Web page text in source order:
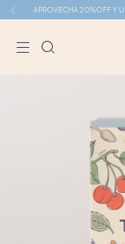
APROVECHA 20%OFF Y